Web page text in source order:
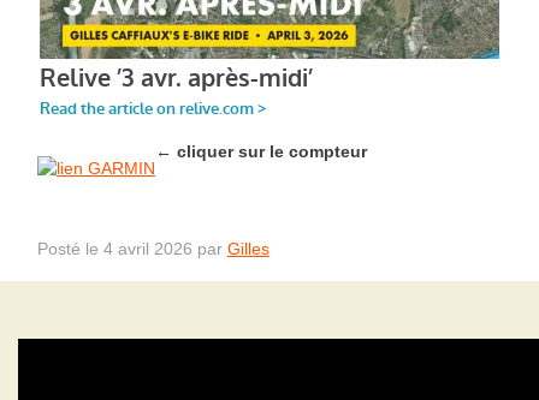
← cliquer sur le compteur
Posté le 4 avril 2026 par Gilles